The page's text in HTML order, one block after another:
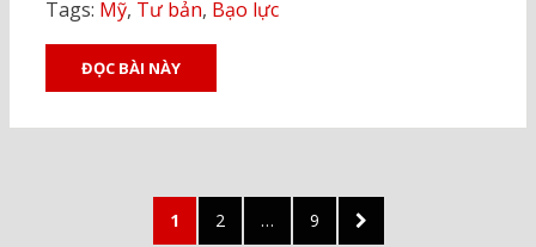
Tags: Mỹ, Tư bản, Bạo lực
ĐỌC BÀI NÀY
PAGE
1 PAGE
2 … PAGE
9
NEXT